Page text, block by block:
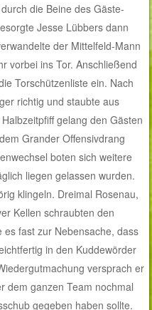
die Beine des Gäste-
Jesse Lübbers dann
der Mittelfeld-Mann
vorbei ins Tor. Anschließend
Torschützenliste ein. Nach
richtig und staubte aus
gelang den Gästen
Grander Offensivdrang
boten sich weitere
liegen gelassen wurden.
klingeln. Dreimal Rosenau,
Kellen schraubten den
fast zur Nebensache, dass
in den Kuddewörder
versprach er
dem ganzen Team nochmal
gegeben haben sollte.